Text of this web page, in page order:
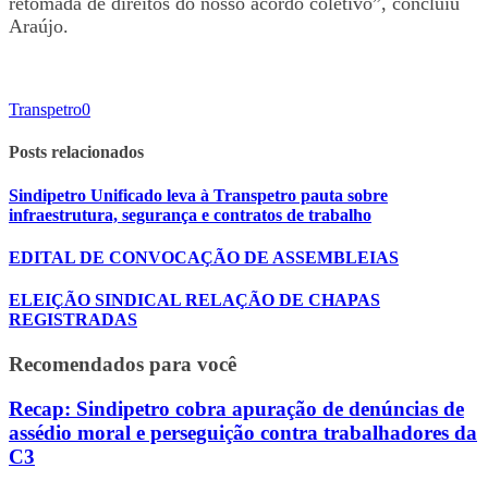
Araújo.
Transpetro0
Posts relacionados
Sindipetro Unificado leva à Transpetro pauta sobre
infraestrutura, segurança e contratos de trabalho
EDITAL DE CONVOCAÇÃO DE ASSEMBLEIAS
ELEIÇÃO SINDICAL RELAÇÃO DE CHAPAS
REGISTRADAS
Recomendados para você
Recap: Sindipetro cobra apuração de denúncias de
assédio moral e perseguição contra trabalhadores da
C3